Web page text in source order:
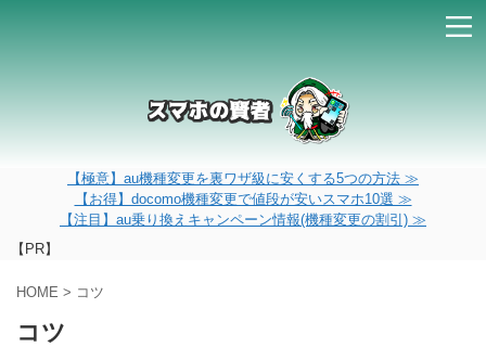
【極意】au機種変更を裏ワザ級に安くする5つの方法 ≫
【お得】docomo機種変更で値段が安いスマホ10選 ≫
【注目】au乗り換えキャンペーン情報(機種変更の割引) ≫
【PR】
HOME > コツ
コツ